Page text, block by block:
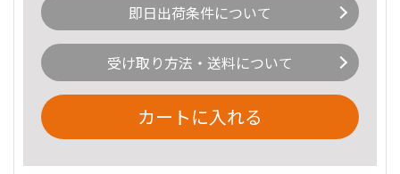
即日出荷条件について
受け取り方法・送料について
カートに入れる